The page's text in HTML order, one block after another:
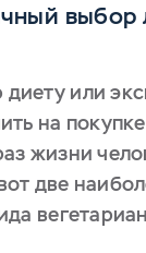
или
на
жизни
две